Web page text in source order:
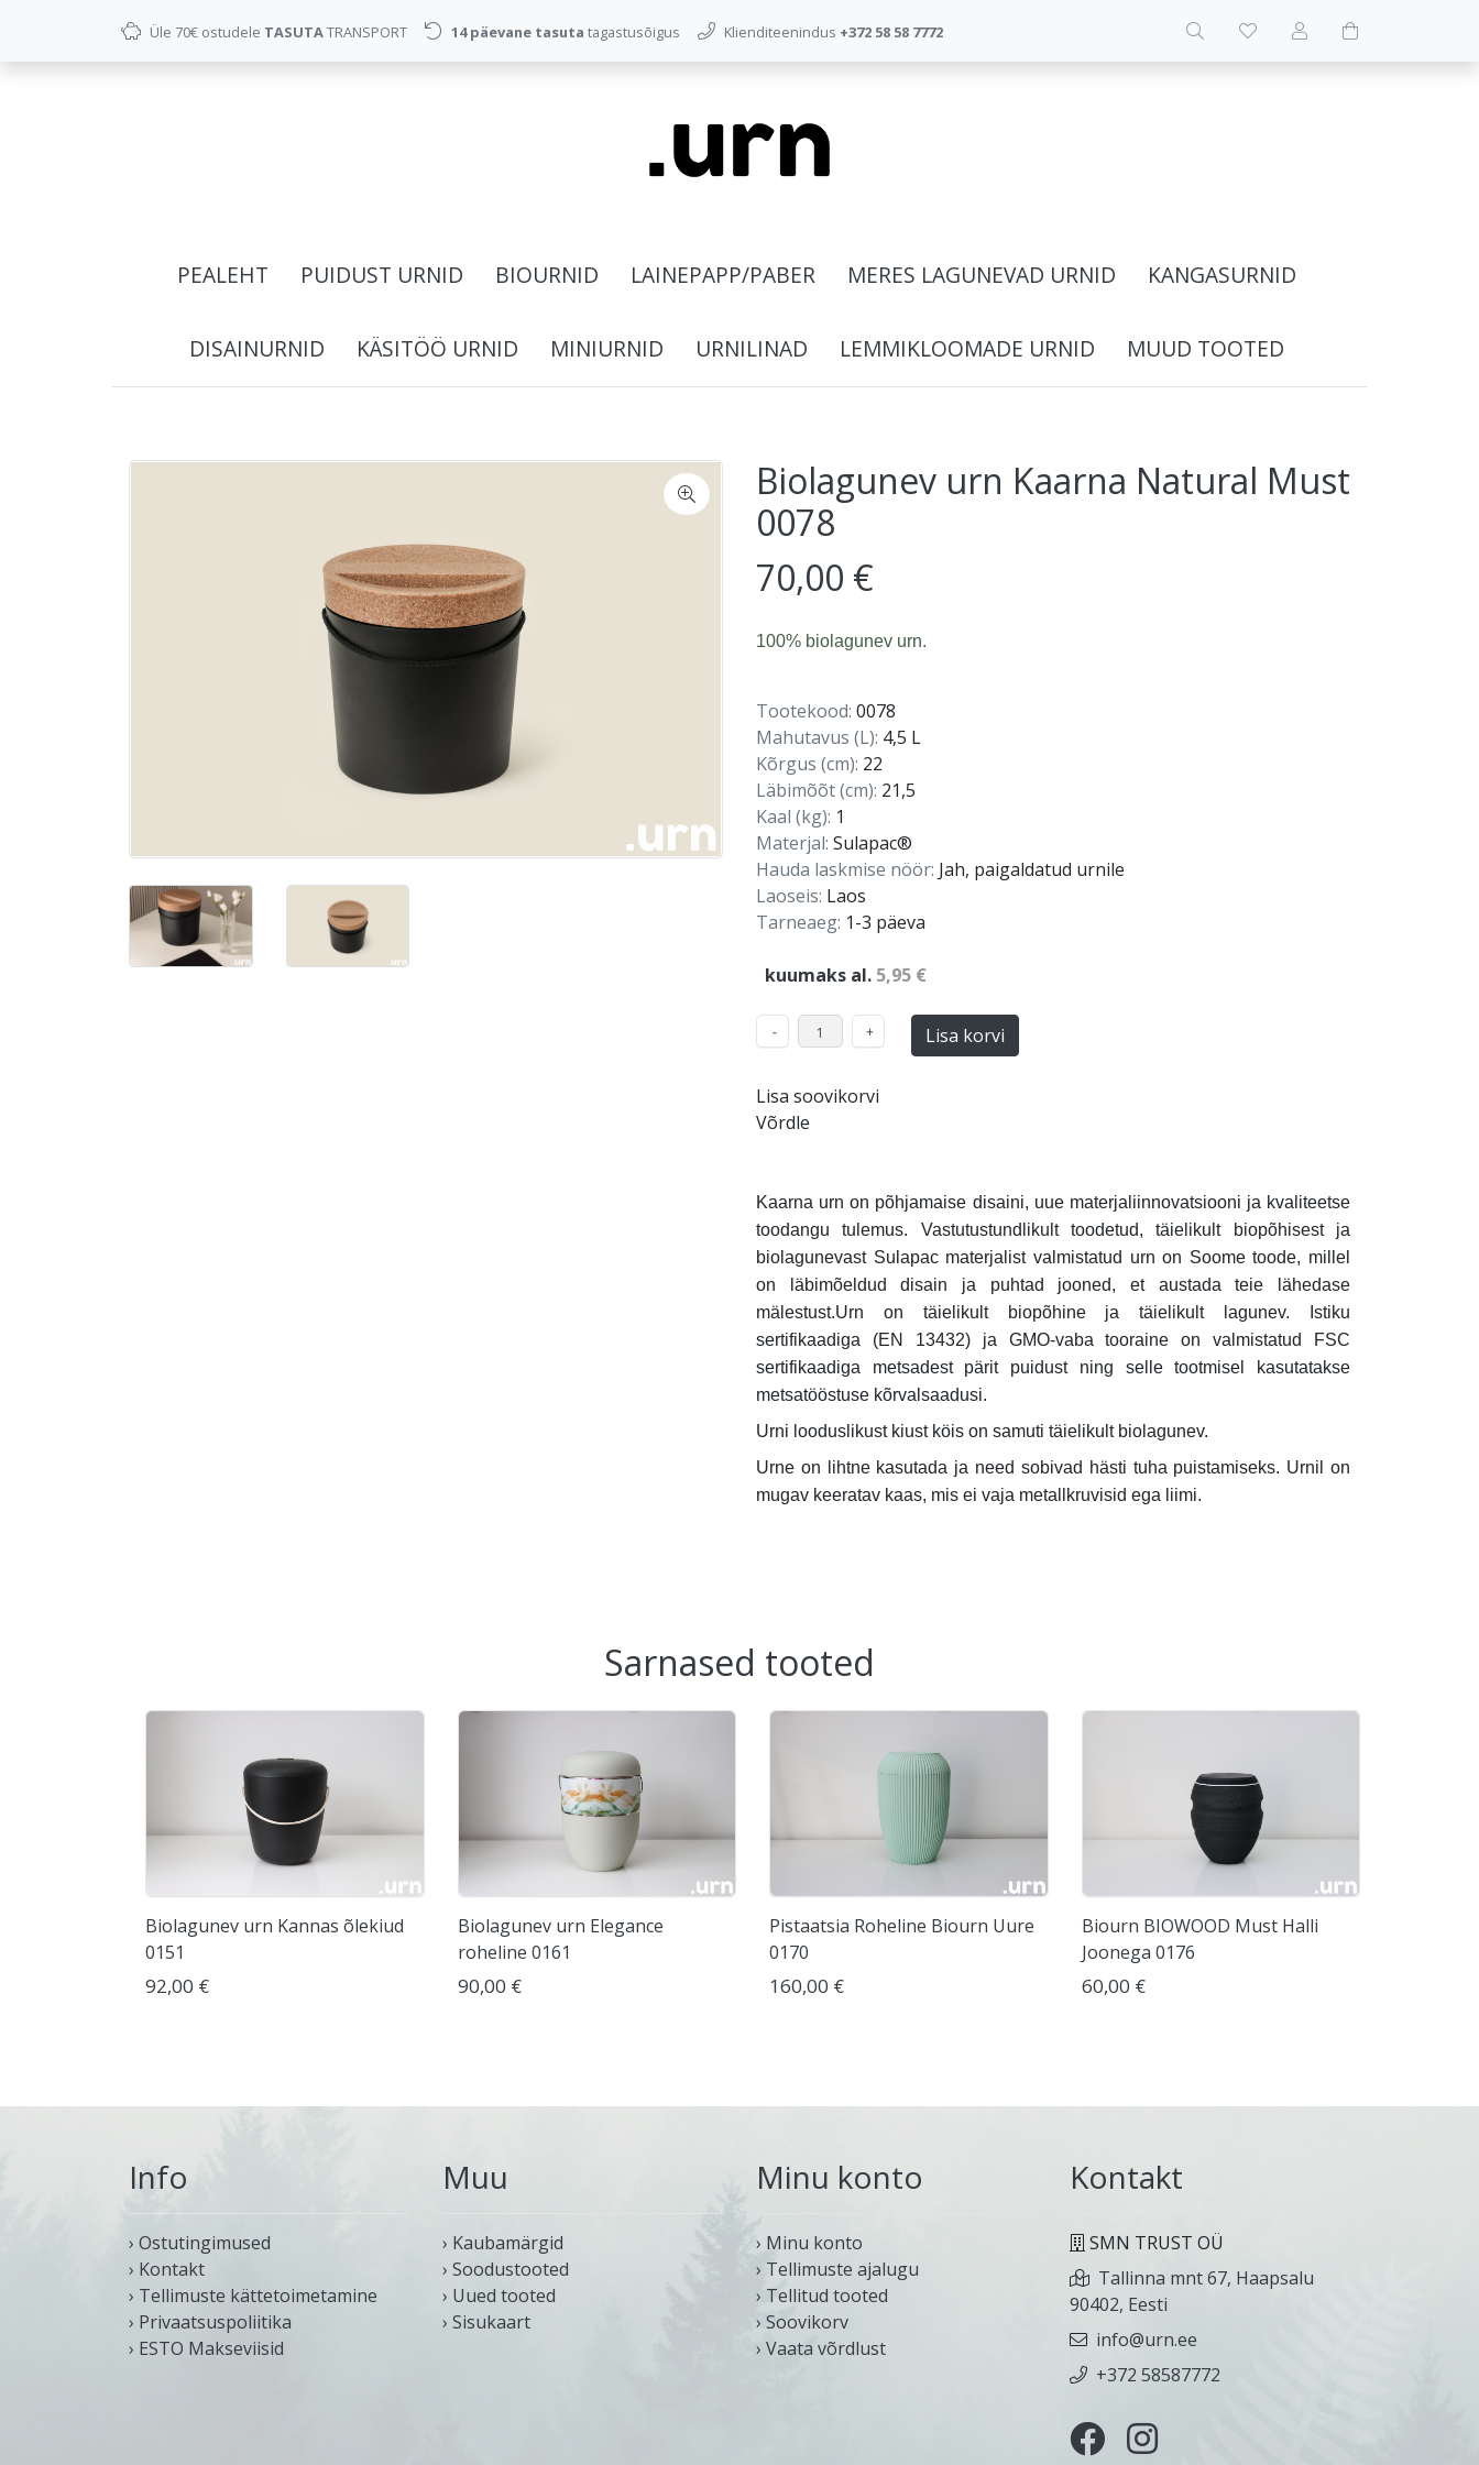
Üle 70€ ostudele TASUTATRANSPORT 14 päevane tasuta tagastusõigus Klienditeenindus +372 58 58 7772
PEALEHT PUIDUST URNID BIOURNID LAINEPAPP/PABER MERES LAGUNEVAD URNID KANGASURNID
DISAINURNID KÄSITÖÖ URNID MINIURNID URNILINAD LEMMIKLOOMADE URNID MUUD TOOTED
Biolagunev urn Kaarna Natural Must
0078
70,00 €
100% biolagunev urn.
Tootekood: 0078
Mahutavus (L): 4,5 L
Kõrgus (cm): 22
Läbimõõt (cm): 21,5
Kaal (kg): 1
Materjal: Sulapac®
Hauda laskmise nöör: Jah, paigaldatud urnile
Laoseis: Laos
Tarneaeg: 1-3 päeva
kuumaks al. 5,95 €
Lisa korvi
Lisa soovikorvi
Võrdle
Kaarna urn on põhjamaise disaini, uue materjaliinnovatsiooni ja kvaliteetse
toodangu tulemus. Vastutustundlikult toodetud, täielikult biopõhisest ja
biolagunevast Sulapac materjalist valmistatud urn on Soome toode, millel
on läbimõeldud disain ja puhtad jooned, et austada teie lähedase
mälestust.Urn on täielikult biopõhine ja täielikult lagunev. Istiku
sertifikaadiga (EN 13432) ja GMO-vaba tooraine on valmistatud FSC
sertifikaadiga metsadest pärit puidust ning selle tootmisel kasutatakse
metsatööstuse kõrvalsaadusi.
Urni looduslikust kiust köis on samuti täielikult biolagunev.
Urne on lihtne kasutada ja need sobivad hästi tuha puistamiseks. Urnil on
mugav keeratav kaas, mis ei vaja metallkruvisid ega liimi.
Sarnased tooted
Biolagunev urn Kannas õlekiud
0151
92,00 €
Biolagunev urn Elegance
roheline 0161
90,00 €
Pistaatsia Roheline Biourn Uure
0170
160,00 €
Biourn BIOWOOD Must Halli
Joonega 0176
60,00 €
Info
› Ostutingimused
› Kontakt
› Tellimuste kättetoimetamine
› Privaatsuspoliitika
› ESTO Makseviisid
Muu
› Kaubamärgid
› Soodustooted
› Uued tooted
› Sisukaart
Minu konto
› Minu konto
› Tellimuste ajalugu
› Tellitud tooted
› Soovikorv
› Vaata võrdlust
Kontakt
SMN TRUST OÜ
Tallinna mnt 67, Haapsalu
90402, Eesti
info@urn.ee
+372 58587772